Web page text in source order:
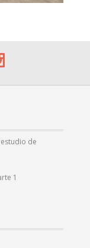
de
1